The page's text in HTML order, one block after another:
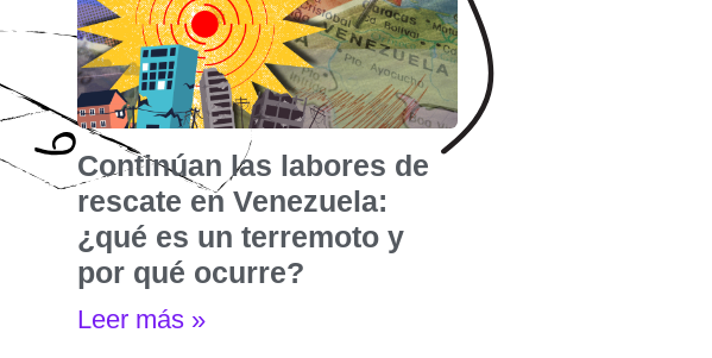
Continúan las labores de
rescate en Venezuela:
¿qué es un terremoto y
por qué ocurre?
Leer más »